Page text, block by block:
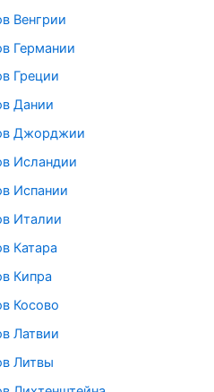
Венгрии
Германии
Греции
Дании
Джорджии
Исландии
Испании
Италии
Катара
Кипра
Косово
Латвии
Литвы